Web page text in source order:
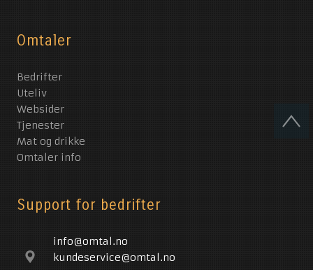
Omtaler
Bedrifter
Uteliv
Websider
Tjenester
Mat og drikke
Omtaler info
Support for bedrifter
info@omtal.no
kundeservice@omtal.no